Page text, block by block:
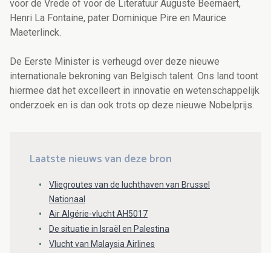
voor de Vrede of voor de Literatuur Auguste Beernaert,
Henri La Fontaine, pater Dominique Pire en Maurice
Maeterlinck.
De Eerste Minister is verheugd over deze nieuwe
internationale bekroning van Belgisch talent. Ons land toont
hiermee dat het excelleert in innovatie en wetenschappelijk
onderzoek en is dan ook trots op deze nieuwe Nobelprijs.
Laatste nieuws van deze bron
Vliegroutes van de luchthaven van Brussel
Nationaal
Air Algérie-vlucht AH5017
De situatie in Israël en Palestina
Vlucht van Malaysia Airlines